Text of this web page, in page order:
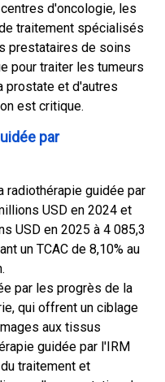
d'oncologie, les
traitement spécialisés
prestataires de soins
pour traiter les tumeurs
prostate et d'autres
est critique.
par
radiothérapie guidée par
USD en 2024 et
USD en 2025 à 4 085,3
un TCAC de 8,10% au
par les progrès de la
qui offrent un ciblage
aux tissus
guidée par l'IRM
traitement et